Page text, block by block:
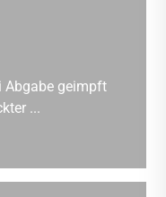
Abgabe geimpft
...